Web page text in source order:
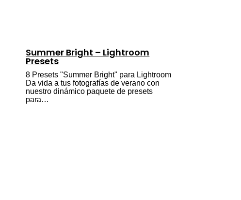
Summer Bright – Lightroom
Presets
8 Presets "Summer Bright" para Lightroom
Da vida a tus fotografías de verano con
nuestro dinámico paquete de presets
para…